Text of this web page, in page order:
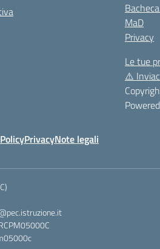
MaD
Privacy
Le tue
⚠️
PrivacyNote legali